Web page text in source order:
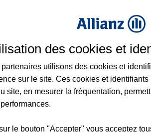
à Sarzeau et aux
des cookies et
partenaires utilisons des cookies et
sur le site. Ces cookies et
site, en mesurer la fréquentation,
le bouton "Accepter" vous acceptez